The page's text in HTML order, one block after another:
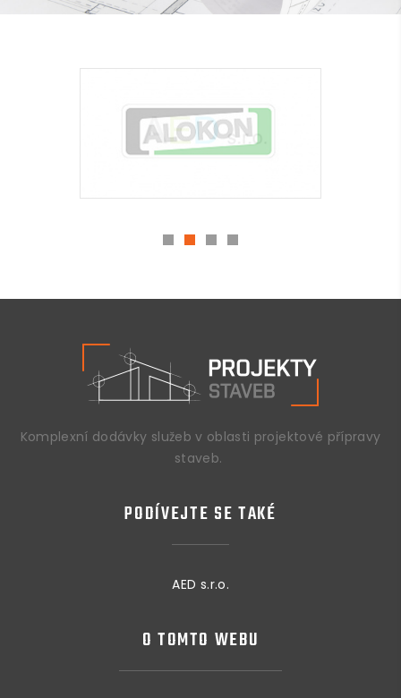
Komplexní dodávky služeb v oblasti projektové přípravy
staveb.
PODÍVEJTE SE TAKÉ
AED s.r.o.
O TOMTO WEBU